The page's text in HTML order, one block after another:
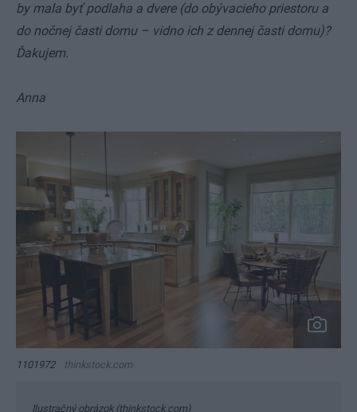
by mala byť podlaha a dvere (do obývacieho priestoru a
do nočnej časti domu – vidno ich z dennej časti domu)?
Ďakujem.
Anna
1101972 thinkstock.com
Ilustračný obrázok (thinkstock.com)